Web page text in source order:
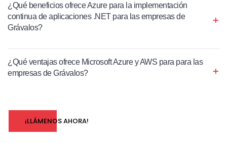
¿Qué beneficios ofrece Azure para la implementación
continua de aplicaciones .NET para las empresas de
Grávalos?
¿Qué ventajas ofrece Microsoft Azure y AWS para para las
empresas de Grávalos?
¡LLÁMENOS AHORA!